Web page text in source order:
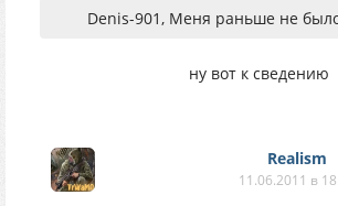
Denis-901, Меня раньше не
ну вот к сведению
Realism
11.06.2011 в